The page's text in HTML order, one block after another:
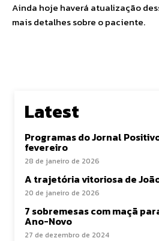
Ainda hoje haverá atualização
mais detalhes sobre o paciente.
Latest
Programas do Jornal
fevereiro
28 de janeiro de 2026
A trajetória vitoriosa de
20 de janeiro de 2026
7 sobremesas com maçã
Ano-Novo
27 de dezembro de 2024